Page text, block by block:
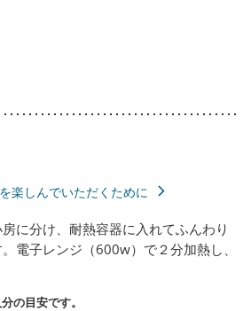
楽しんでいただくために
に分け、耐熱容器に入れてふんわり
電子レンジ（600w）で２分加熱し、
の目安です。